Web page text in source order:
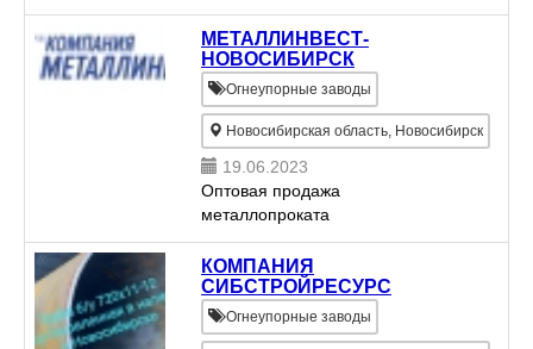
оборудования и комплектующих в Китае, исходя из
конкретного запроса ...МЕТАЛЛИНВЕСТ-
НОВОСИБИРСК
Огнеупорные заводы
Новосибирская область, Новосибирск
19.06.2023
Оптовая продажа
металлопроката
КОМПАНИЯ
СИБСТРОЙРЕСУРС
Огнеупорные заводы